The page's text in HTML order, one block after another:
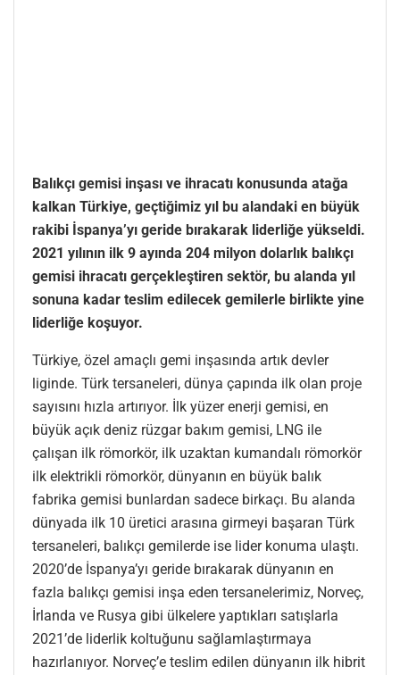
Balıkçı gemisi inşası ve ihracatı konusunda atağa
kalkan Türkiye, geçtiğimiz yıl bu alandaki en büyük
rakibi İspanya’yı geride bırakarak liderliğe yükseldi.
2021 yılının ilk 9 ayında 204 milyon dolarlık balıkçı
gemisi ihracatı gerçekleştiren sektör, bu alanda yıl
sonuna kadar teslim edilecek gemilerle birlikte yine
liderliğe koşuyor.
Türkiye, özel amaçlı gemi inşasında artık devler
liginde. Türk tersaneleri, dünya çapında ilk olan proje
sayısını hızla artırıyor. İlk yüzer enerji gemisi, en
büyük açık deniz rüzgar bakım gemisi, LNG ile
çalışan ilk römorkör, ilk uzaktan kumandalı römorkör
ilk elektrikli römorkör, dünyanın en büyük balık
fabrika gemisi bunlardan sadece birkaçı. Bu alanda
dünyada ilk 10 üretici arasına girmeyi başaran Türk
tersaneleri, balıkçı gemilerde ise lider konuma ulaştı.
2020’de İspanya’yı geride bırakarak dünyanın en
fazla balıkçı gemisi inşa eden tersanelerimiz, Norveç,
İrlanda ve Rusya gibi ülkelere yaptıkları satışlarla
2021’de liderlik koltuğunu sağlamlaştırmaya
hazırlanıyor. Norveç’e teslim edilen dünyanın ilk hibrit